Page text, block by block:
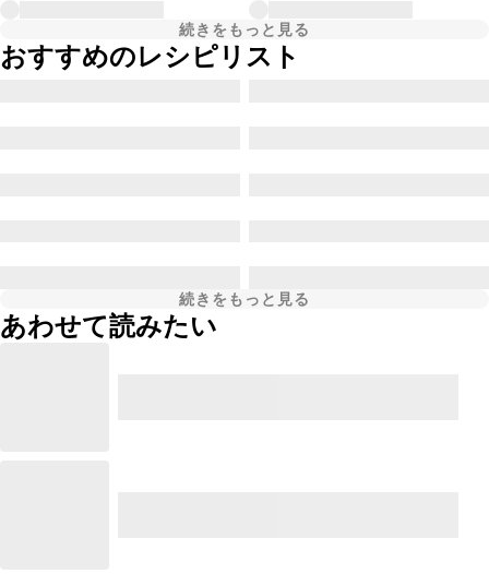
続きをもっと見る
おすすめのレシピリスト
続きをもっと見る
あわせて読みたい